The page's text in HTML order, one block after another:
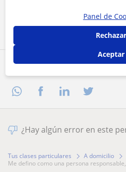
Comparte a este profesor
Contactar
¿Hay algún error en este
Tus clases particulares A domicilio
me defino como una persona
Panel de
Rechazar
Aceptar